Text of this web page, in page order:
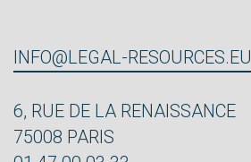
INFO@LEGAL-RESOURCES.EU
6, RUE DE LA RENAISSANCE
75008 PARIS